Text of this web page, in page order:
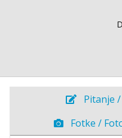
Pitanje
Fotke /